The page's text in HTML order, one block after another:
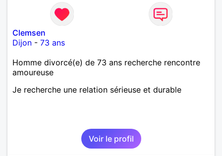
Clemsen
Dijon - 73 ans
Homme divorcé(e) de 73 ans recherche rencontre
amoureuse
Je recherche une relation sérieuse et durable
Voir le profil